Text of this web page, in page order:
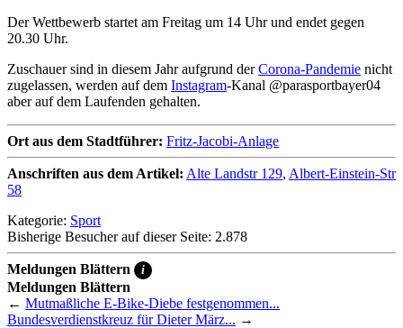
Der Wettbewerb startet am Freitag um 14 Uhr und endet gegen
20.30 Uhr.
Zuschauer sind in diesem Jahr aufgrund derCorona-Pandemie nicht
zugelassen, werden auf dem Instagram-Kanal @parasportbayer04
aber auf dem Laufenden gehalten.
Ort aus dem Stadtführer: Fritz-Jacobi-Anlage
Anschriften aus dem Artikel: Alte Landstr 129, Albert-Einstein-Str
58
Kategorie: Sport
Bisherige Besucher auf dieser Seite: 2.878
Meldungen Blättern i
Meldungen Blättern
← Mutmaßliche E-Bike-Diebe festgenommen...
Bundesverdienstkreuz für Dieter März... →